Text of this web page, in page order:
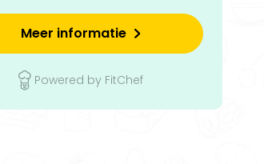
Meer informatie
Powered by FitChef